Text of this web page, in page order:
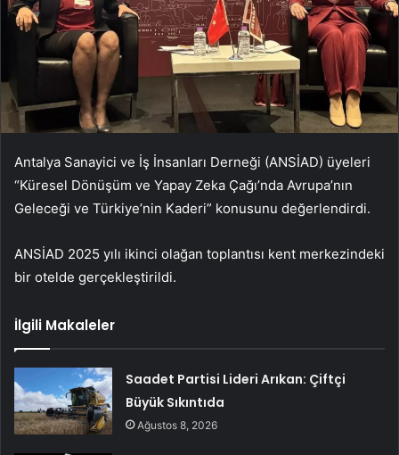
Antalya Sanayici ve İş İnsanları Derneği (ANSİAD) üyeleri
“Küresel Dönüşüm ve Yapay Zeka Çağı’nda Avrupa’nın
Geleceği ve Türkiye’nin Kaderi” konusunu değerlendirdi.
ANSİAD 2025 yılı ikinci olağan toplantısı kent merkezindeki
bir otelde gerçekleştirildi.
İlgili Makaleler
Saadet Partisi Lideri Arıkan: Çiftçi
Büyük Sıkıntıda
Ağustos 8, 2026